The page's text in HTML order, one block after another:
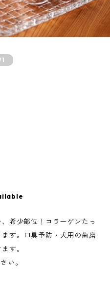
希少部位！コラーゲンたっ
す。口臭予防・犬用の歯磨
す。
い。